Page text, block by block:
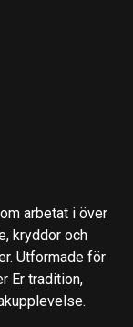
arbetat i över
kryddor och
Utformade för
Er tradition,